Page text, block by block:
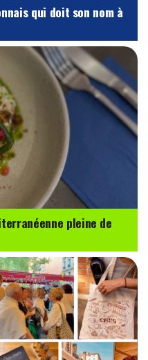
qui doit son nom à
pleine de